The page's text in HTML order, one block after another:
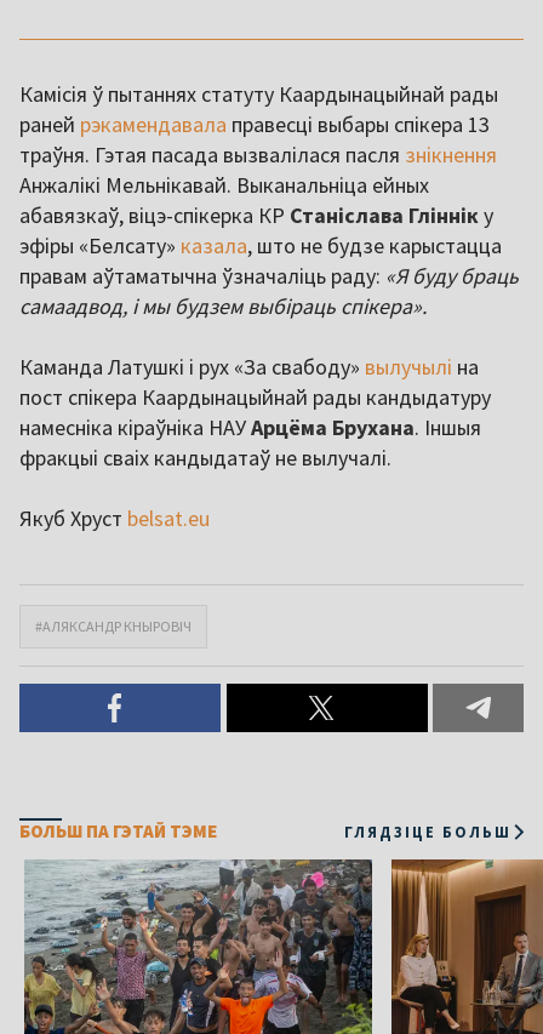
Камісія ў пытаннях статуту Каардынацыйнай рады
раней рэкамендавала правесці выбары спікера 13
траўня. Гэтая пасада вызвалілася пасля знікнення
Анжалікі Мельнікавай. Выканальніца ейных
абавязкаў, віцэ-спікерка КР Станіслава Глінніку
эфіры «Белсату» казала, што не будзе карыстацца
правам аўтаматычна ўзначаліць раду: «Я буду браць
самаадвод, і мы будзем выбіраць спікера».
Каманда Латушкі і рух «За свабоду» вылучылі на
пост спікера Каардынацыйнай рады кандыдатуру
намесніка кіраўніка НАУАрцёма Брухана. Іншыя
фракцыі сваіх кандыдатаў не вылучалі.
Якуб Хруст belsat.eu
#АЛЯКСАНДР КНЫРОВІЧ
БОЛЬШ ПА ГЭТАЙ ТЭМЕ ГЛЯДЗІЦЕ БОЛЬШ